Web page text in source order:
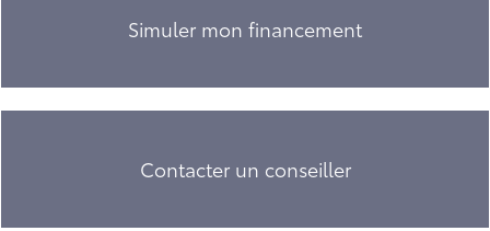
Simuler mon financement
Contacter un conseiller